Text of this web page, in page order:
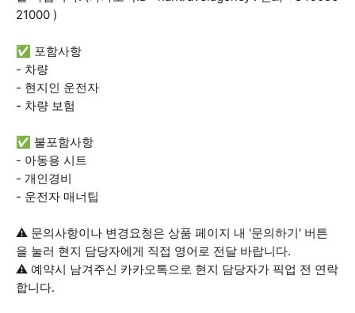
21000 )
✅ 포함사항
- 차량
- 현지인 운전자
- 차량 보험
✅ 불포함사항
- 아동용 시트
- 개인경비
- 운전자 매너팁
⚠️ 문의사항이나 변경요청은 상품 페이지 내 '문의하기' 버튼
을 눌러 현지 담당자에게 직접 영어로 전달 바랍니다.
⚠️ 예약시 남겨주신 카카오톡으로 현지 담당자가 픽업 전 연락
합니다.